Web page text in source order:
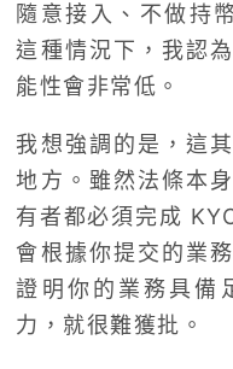
隨意接入、不做持
這種情況下，我認
能性會非常低。
我想強調的是，這
地方。雖然法條本
有者都必須完成
會根據你提交的業
證明你的業務具備
力，就很難獲批。